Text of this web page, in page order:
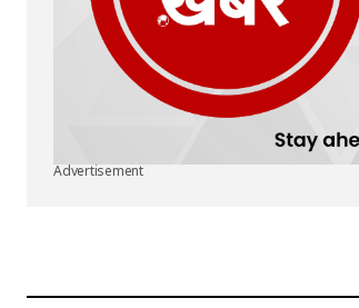
Advertisement